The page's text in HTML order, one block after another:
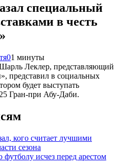
специальный
в честь
01 минуты
Леклер, представляющий
представил в социальных
будет выступать
Гран-при Абу-Даби.
кого считает лучшими
сезона
исчез перед арестом